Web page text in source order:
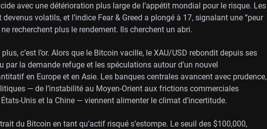
avec une détérioration plus large de l’appétit mondial pour le risque. Les
volatils, et l’indice Fear & Greed a plongé à 17, signalant une “peur
recherchent plus le rendement. Ils cherchent un abri.
c’est l’or. Alors que le Bitcoin vacille, le XAU/USD rebondit depuis ses
par la demande refuge et les spéculations autour d’un nouvel
en Europe et en Asie. Les banques centrales avancent avec prudence,
— de l’instabilité au Moyen-Orient aux frictions commerciales
Unis et la Chine — viennent alimenter le climat d’incertitude.
du Bitcoin en tant qu’actif risqué s’estompe. Le seuil des $100,000,